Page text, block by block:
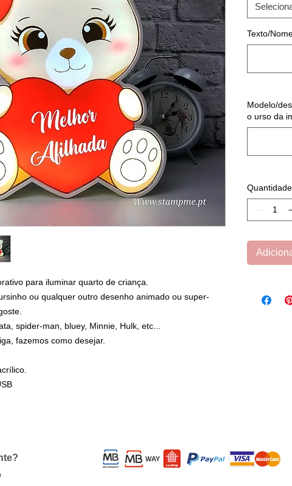
para iluminar quarto de criança.
ou qualquer outro desenho animado ou super-
spider-man, bluey, Minnie, Hulk, etc...
fazemos como desejar.
Texto/
Modelo/
o urso da
Quantidade